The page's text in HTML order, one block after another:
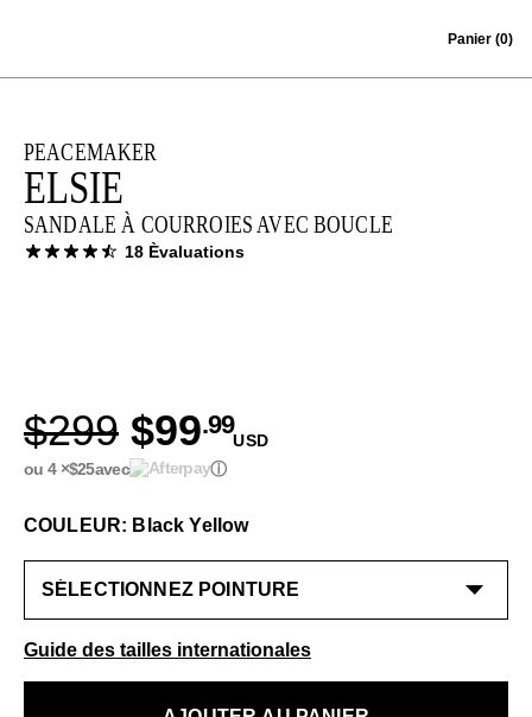
Panier (0)
PEACEMAKER
ELSIE
SANDALE À COURROIES AVEC BOUCLE
18 Èvaluations
$299 $99.99
USD
ou 4 ×$25avec ⓘ
COULEUR: Black Yellow
Guide des tailles internationales